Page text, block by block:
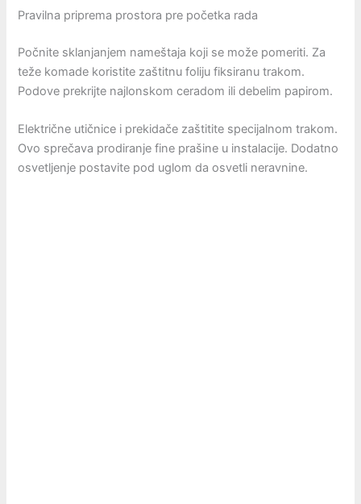
Pravilna priprema prostora pre početka rada
Počnite sklanjanjem nameštaja koji se može pomeriti. Za
teže komade koristite zaštitnu foliju fiksiranu trakom.
Podove prekrijte najlonskom ceradom ili debelim papirom.
Električne utičnice i prekidače zaštitite specijalnom trakom.
Ovo sprečava prodiranje fine prašine u instalacije. Dodatno
osvetljenje postavite pod uglom da osvetli neravnine.